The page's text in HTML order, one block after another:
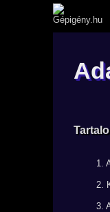
1.
2.
3.